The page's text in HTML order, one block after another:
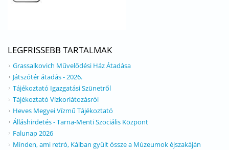
LEGFRISSEBB TARTALMAK
Grassalkovich Művelődési Ház Átadása
Játszótér átadás - 2026.
Tájékoztató Igazgatási Szünetről
Tájékoztató Vízkorlátozásról
Heves Megyei Vízmű Tájékoztató
Álláshirdetés - Tarna-Menti Szociális Központ
Falunap 2026
Minden, ami retró, Kálban gyűlt össze a Múzeumok éjszakáján